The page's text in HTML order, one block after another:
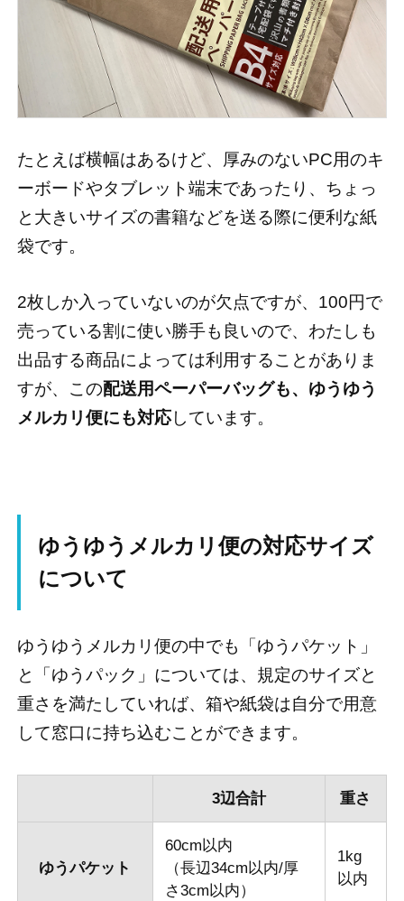
たとえば横幅はあるけど、厚みのないPC用のキ
ーボードやタブレット端末であったり、ちょっ
と大きいサイズの書籍などを送る際に便利な紙
袋です。
2枚しか入っていないのが欠点ですが、100円で
売っている割に使い勝手も良いので、わたしも
出品する商品によっては利用することがありま
すが、この配送用ペーパーバッグも、ゆうゆう
メルカリ便にも対応しています。
ゆうゆうメルカリ便の対応サイズ
について
ゆうゆうメルカリ便の中でも「ゆうパケット」
と「ゆうパック」については、規定のサイズと
重さを満たしていれば、箱や紙袋は自分で用意
して窓口に持ち込むことができます。
3辺合計 重さ
ゆうパケット
60cm以内
（長辺34cm以内/厚
さ3cm以内）
1kg
以内